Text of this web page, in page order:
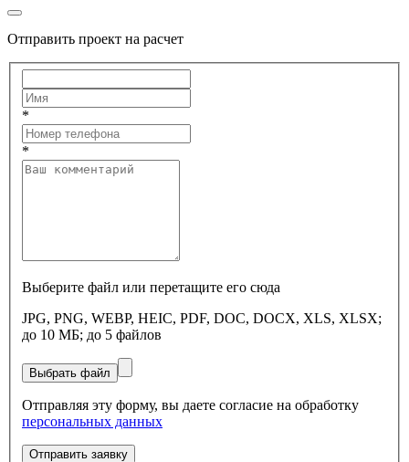
Отправить проект на расчет
*
*
Выберите файл или перетащите его сюда
JPG, PNG, WEBP, HEIC, PDF, DOC, DOCX, XLS, XLSX;
до 10 МБ; до 5 файлов
Выбрать файл
Отправляя эту форму, вы даете согласие на обработку
персональных данных
Отправить заявку